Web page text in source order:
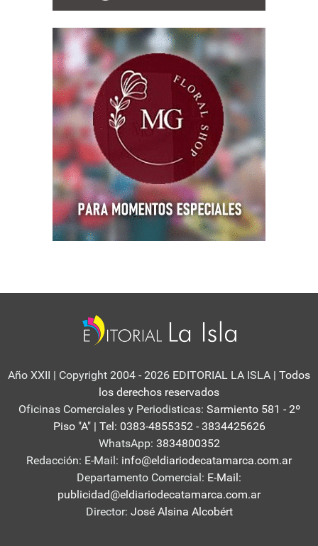
Año XXII | Copyright 2004 - 2026 EDITORIAL LA ISLA | Todos
los derechos reservados
Oficinas Comerciales y Periodisticas: Sarmiento 581 - 2º
Piso "A" | Tel: 0383-4855352 - 3834425626
WhatsApp: 3834800352
Redacción: E-Mail: info@eldiariodecatamarca.com.ar
Departamento Comercial: E-Mail:
publicidad@eldiariodecatamarca.com.ar
Director: José Alsina Alcobért